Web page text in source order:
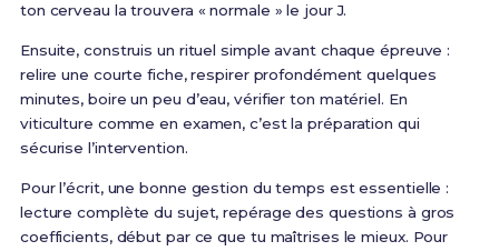
ton cerveau la trouvera « normale » le jour J.
Ensuite, construis un rituel simple avant chaque épreuve :
relire une courte fiche, respirer profondément quelques
minutes, boire un peu d’eau, vérifier ton matériel. En
viticulture comme en examen, c’est la préparation qui
sécurise l’intervention.
Pour l’écrit, une bonne gestion du temps est essentielle :
lecture complète du sujet, repérage des questions à gros
coefficients, début par ce que tu maîtrises le mieux. Pour